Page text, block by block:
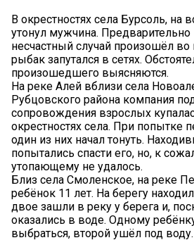
В окрестностях села Бурсоль, на
утонул мужчина. Предварительно
несчастный случай произошёл
рыбак запутался в сетях.
произошедшего выясняются.
На реке Алей вблизи села
Рубцовского района компания
сопровождения взрослых
окрестностях села. При попытке
один из них начал тонуть.
попытались спасти его, но, к
утопающему не удалось.
Близ села Смоленское, на реке
ребёнок 11 лет. На берегу
двое зашли в реку у берега и,
оказались в воде. Одному
выбраться, второй ушёл под воду.